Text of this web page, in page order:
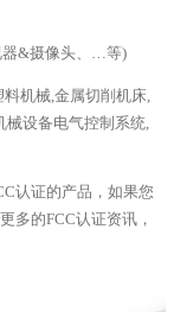
&摄像头、…等)
机械,金属切削机床,
设备电气控制系统,
认证的产品，如果您
多的FCC认证资讯，